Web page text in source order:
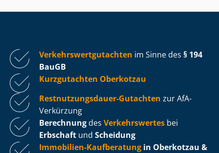
Ver­kehrs­wert­gut­ach­ten im Sinne des § 194
BauGB
Kurzgutachten Oberkotzau
Rest­nut­zungs­dau­er-Gutachten zur AfA-
Verkürzung
Berechnung des Verkehrswertes bei
Erbschaft und Scheidung
Immobilien-Kaufberatung in Oberkotzau &